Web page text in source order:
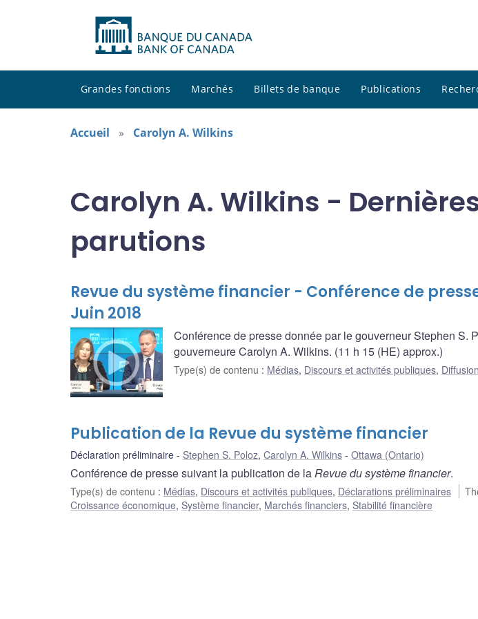
Grandes fonctions Marchés Billets de banque Publications
Accueil Carolyn A. Wilkins
Carolyn A. Wilkins -
parutions
Revue du système financier - Conférence de
Juin 2018
Conférence de presse donnée par le gouverneur Stephen S.
gouverneure Carolyn A. Wilkins. (11 h 15 (HE) approx.)
Type(s) de contenu : Médias, Discours et activités publiques,
Publication de la Revue du système financier
Déclaration préliminaire Stephen S. Poloz, Carolyn A. Wilkins Ottawa (Ontario)
Conférence de presse suivant la publication de laRevue du système financier.
Type(s) de contenu : Médias, Discours et activités publiques, Déclarations préliminaires
Croissance économique, Système financier, Marchés financiers, Stabilité financière